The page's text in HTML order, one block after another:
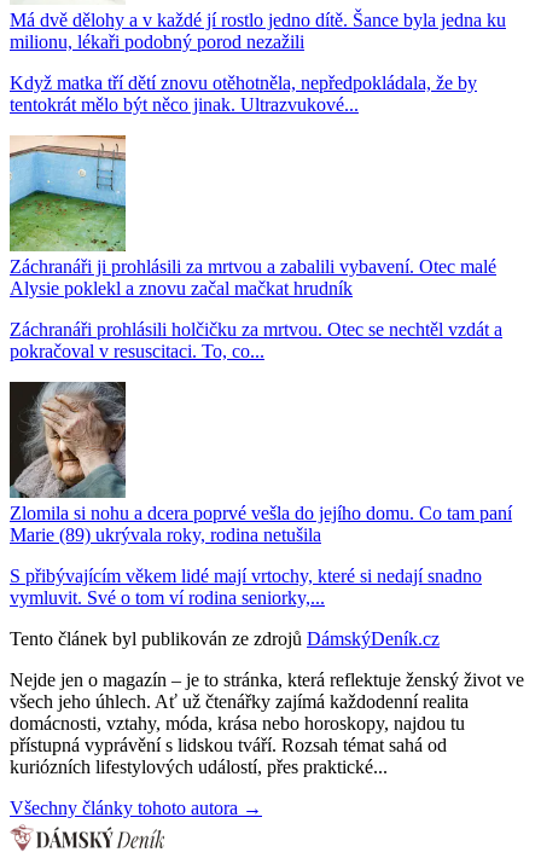
Má dvě dělohy a v každé jí rostlo jedno dítě. Šance byla jedna ku
milionu, lékaři podobný porod nezažili
Když matka tří dětí znovu otěhotněla, nepředpokládala, že by
tentokrát mělo být něco jinak. Ultrazvukové...
Záchranáři ji prohlásili za mrtvou a zabalili vybavení. Otec malé
Alysie poklekl a znovu začal mačkat hrudník
Záchranáři prohlásili holčičku za mrtvou. Otec se nechtěl vzdát a
pokračoval v resuscitaci. To, co...
Zlomila si nohu a dcera poprvé vešla do jejího domu. Co tam paní
Marie (89) ukrývala roky, rodina netušila
S přibývajícím věkem lidé mají vrtochy, které si nedají snadno
vymluvit. Své o tom ví rodina seniorky,...
Tento článek byl publikován ze zdrojů DámskýDeník.cz
Nejde jen o magazín – je to stránka, která reflektuje ženský život ve
všech jeho úhlech. Ať už čtenářky zajímá každodenní realita
domácnosti, vztahy, móda, krása nebo horoskopy, najdou tu
přístupná vyprávění s lidskou tváří. Rozsah témat sahá od
kuriózních lifestylových událostí, přes praktické...
Všechny články tohoto autora →